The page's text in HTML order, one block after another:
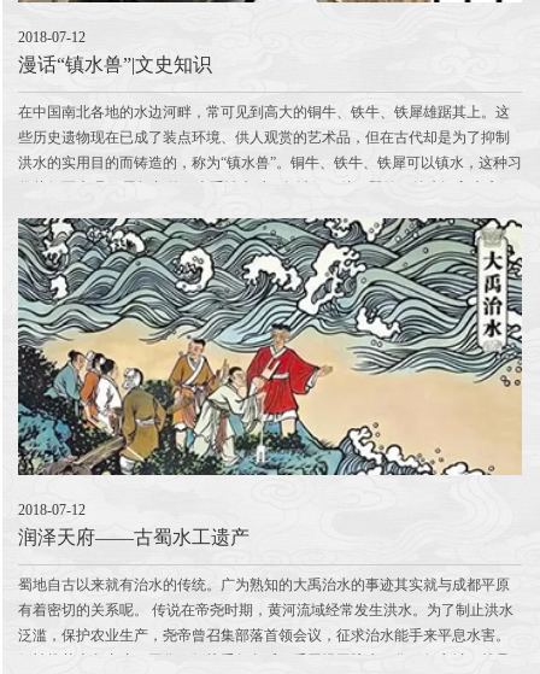
2018-07-12
漫话“镇水兽”|文史知识
在中国南北各地的水边河畔，常可见到高大的铜牛、铁牛、铁犀雄踞其上。这
些历史遗物现在已成了装点环境、供人观赏的艺术品，但在古代却是为了抑制
洪水的实用目的而铸造的，称为“镇水兽”。铜牛、铁牛、铁犀可以镇水，这种习
2018-07-12
润泽天府——古蜀水工遗产
蜀地自古以来就有治水的传统。广为熟知的大禹治水的事迹其实就与成都平原
有着密切的关系呢。 传说在帝尧时期，黄河流域经常发生洪水。为了制止洪水
泛滥，保护农业生产，尧帝曾召集部落首领会议，征求治水能手来平息水害。